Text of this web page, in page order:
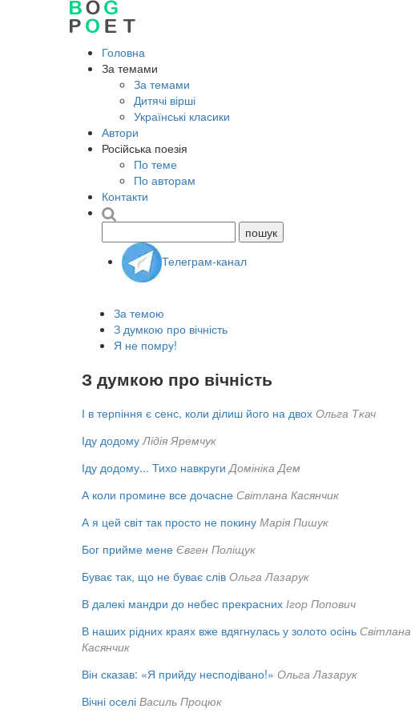
Головна
За темами
За темами
Дитячі вірші
Українські класики
Автори
Російська поезія
По теме
По авторам
Контакти
Телеграм-канал
За темою
З думкою про вічність
Я не помру!
З думкою про вічність
І в терпіння є сенс, коли ділиш його на двох Ольга Ткач
Іду додому Лідія Яремчук
Іду додому... Тихо навкруги Домініка Дем
А коли промине все дочасне Світлана Касянчик
А я цей світ так просто не покину Марія Пишук
Бог прийме мене Євген Поліщук
Буває так, що не буває слів Ольга Лазарук
В далекі мандри до небес прекрасних Ігор Попович
В наших рідних краях вже вдягнулась у золото осінь Світлана
Касянчик
Він сказав: «Я прийду несподівано!» Ольга Лазарук
Вічні оселі Василь Процюк